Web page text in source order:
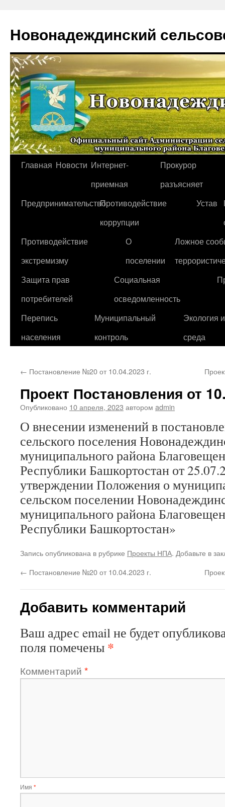
Новонадеждинский
Перейти
содержимому
Главная Новости Интернет-
приемная
Прокурор
разъясняет
ПредпринимательствоПротиводействие
коррупции
Устав
Противодействие
экстремизму
О
поселении
Ложное
Защита прав
потребителей
Социальная
осведомленность
Перепись
населения
Муниципальный
контроль
Экология
среда
← Постановление №20 от 10.04.2023 г.
Проект Постановления от
Опубликовано 10 апреля, 2023 автором admin
О внесении изменений в
сельского поселения
муниципального района
Республики Башкортостан от
утверждении Положения о
сельском поселении
муниципального района
Республики Башкортостан»
Запись опубликована в рубрике Проекты НПА. Добавьте в
← Постановление №20 от 10.04.2023 г.
Добавить комментарий
Ваш адрес email не будет
поля помечены *
Комментарий *
Имя *